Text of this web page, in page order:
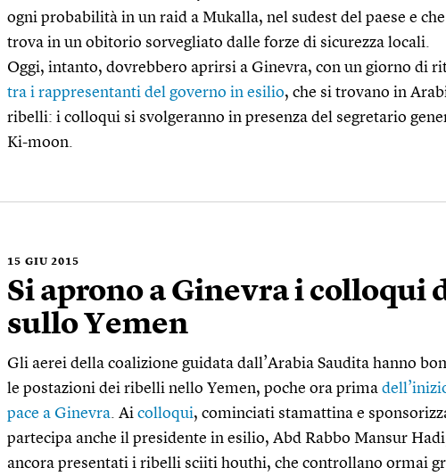
ogni probabilità in un raid a Mukalla, nel sudest del paese e
trova in un obitorio sorvegliato dalle forze di sicurezza locali.
Oggi, intanto, dovrebbero aprirsi a Ginevra, con un giorno di
tra i rappresentanti del governo in esilio, che si trovano in
ribelli: i colloqui si svolgeranno in presenza del segretario
Ki-moon.
15 GIU 2015
Si aprono a Ginevra i colloqui
sullo Yemen
Gli aerei della coalizione guidata dall’Arabia Saudita hanno
le postazioni dei ribelli nello Yemen, poche ora prima
pace a Ginevra. Ai colloqui, cominciati stamattina e
partecipa anche il presidente in esilio, Abd Rabbo Mansur
ancora presentati i ribelli sciiti houthi, che controllano ormai